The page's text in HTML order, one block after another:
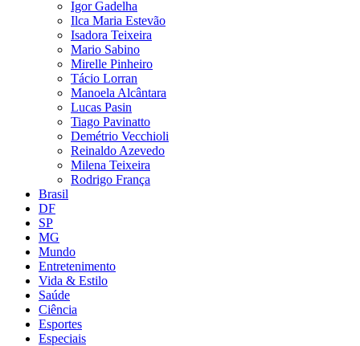
Igor Gadelha
Ilca Maria Estevão
Isadora Teixeira
Mario Sabino
Mirelle Pinheiro
Tácio Lorran
Manoela Alcântara
Lucas Pasin
Tiago Pavinatto
Demétrio Vecchioli
Reinaldo Azevedo
Milena Teixeira
Rodrigo França
Brasil
DF
SP
MG
Mundo
Entretenimento
Vida & Estilo
Saúde
Ciência
Esportes
Especiais